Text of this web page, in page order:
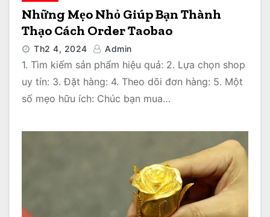
Những Mẹo Nhỏ Giúp Bạn Thành
Thạo Cách Order Taobao
Th2 4, 2024 Admin
1. Tìm kiếm sản phẩm hiệu quả: 2. Lựa chọn shop
uy tín: 3. Đặt hàng: 4. Theo dõi đơn hàng: 5. Một
số mẹo hữu ích: Chúc bạn mua…